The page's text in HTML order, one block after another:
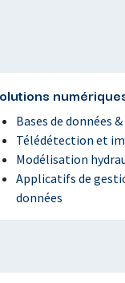
Bases de données &
Télédétection et
Modélisation
Applicatifs de
données